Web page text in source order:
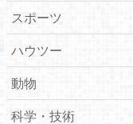
スポーツ
ハウツー
動物
科学・技術